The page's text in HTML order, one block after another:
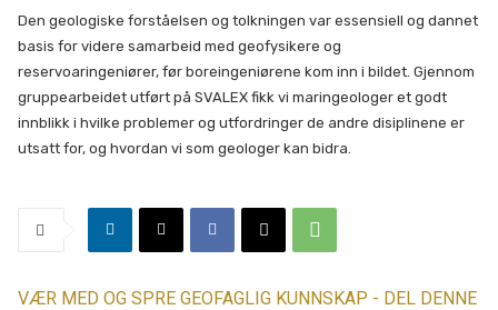
Den geologiske forståelsen og tolkningen var essensiell og dannet
basis for videre samarbeid med geofysikere og
reservoaringeniører, før boreingeniørene kom inn i bildet. Gjennom
gruppearbeidet utført på SVALEX fikk vi maringeologer et godt
innblikk i hvilke problemer og utfordringer de andre disiplinene er
utsatt for, og hvordan vi som geologer kan bidra.
VÆR MED OG SPRE GEOFAGLIG KUNNSKAP - DEL DENNE